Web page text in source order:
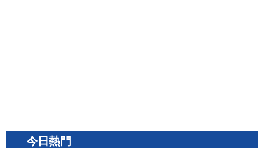
今日熱門